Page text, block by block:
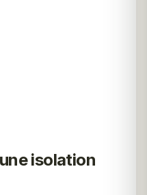
isolation